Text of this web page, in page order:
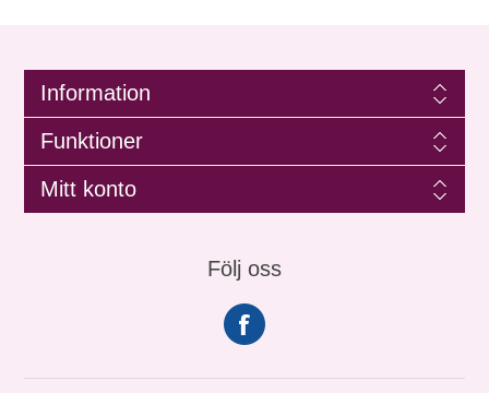
Information
Funktioner
Mitt konto
Följ oss